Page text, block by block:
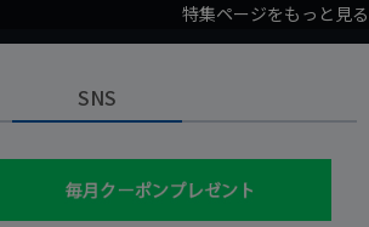
特集ページをもっと見る
SNS